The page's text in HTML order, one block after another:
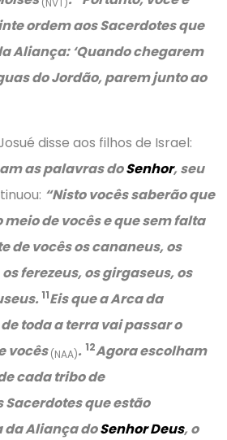
(NVT)
ordem aos Sacerdotes que
Aliança:‘Quando chegarem
do Jordão, parem junto ao
disse aos filhos de Israel:
as palavras doSenhor, seu
“Nisto vocês saberão que
de vocês e que sem falta
de vocês os cananeus, os
ferezeus, os girgaseus, os
11Eis que a Arca da
toda a terra vai passar o
vocês(NAA). 12Agora escolham
cada tribo de
Sacerdotes que estão
da Aliança doSenhor Deus, o